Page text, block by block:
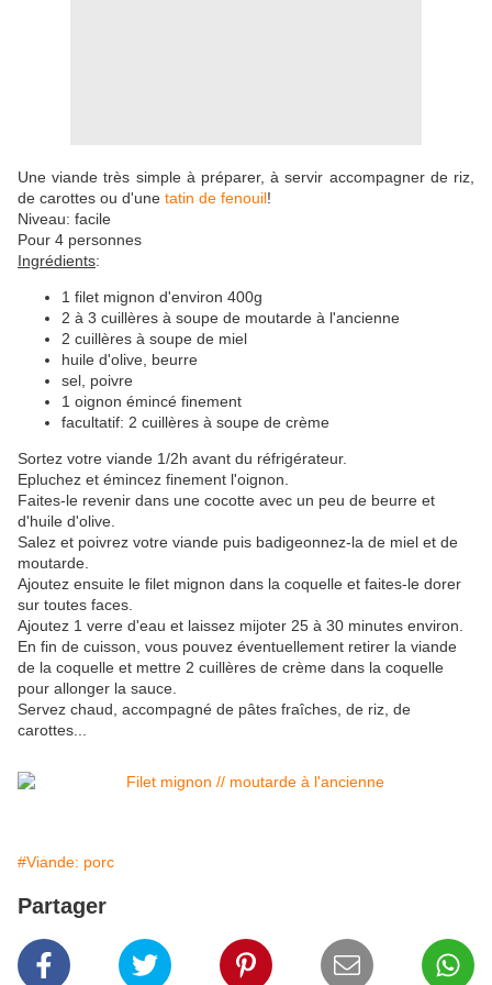
Une viande très simple à préparer, à servir accompagner de riz,
de carottes ou d'une tatin de fenouil!
Niveau: facile
Pour 4 personnes
Ingrédients:
1 filet mignon d'environ 400g
2 à 3 cuillères à soupe de moutarde à l'ancienne
2 cuillères à soupe de miel
huile d'olive, beurre
sel, poivre
1 oignon émincé finement
facultatif: 2 cuillères à soupe de crème
Sortez votre viande 1/2h avant du réfrigérateur.
Epluchez et émincez finement l'oignon.
Faites-le revenir dans une cocotte avec un peu de beurre et
d'huile d'olive.
Salez et poivrez votre viande puis badigeonnez-la de miel et de
moutarde.
Ajoutez ensuite le filet mignon dans la coquelle et faites-le dorer
sur toutes faces.
Ajoutez 1 verre d'eau et laissez mijoter 25 à 30 minutes environ.
En fin de cuisson, vous pouvez éventuellement retirer la viande
de la coquelle et mettre 2 cuillères de crème dans la coquelle
pour allonger la sauce.
Servez chaud, accompagné de pâtes fraîches, de riz, de
carottes...
#Viande: porc
Partager